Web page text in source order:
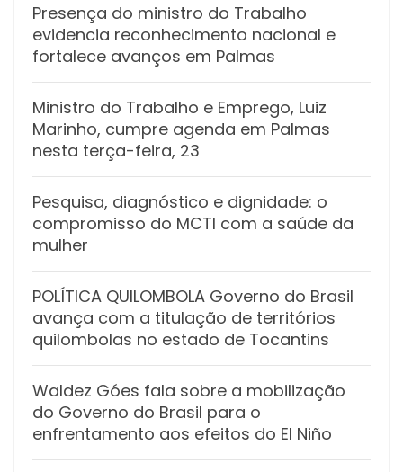
Presença do ministro do Trabalho
evidencia reconhecimento nacional e
fortalece avanços em Palmas
Ministro do Trabalho e Emprego, Luiz
Marinho, cumpre agenda em Palmas
nesta terça-feira, 23
Pesquisa, diagnóstico e dignidade: o
compromisso do MCTI com a saúde da
mulher
POLÍTICA QUILOMBOLA Governo do Brasil
avança com a titulação de territórios
quilombolas no estado de Tocantins
Waldez Góes fala sobre a mobilização
do Governo do Brasil para o
enfrentamento aos efeitos do El Niño